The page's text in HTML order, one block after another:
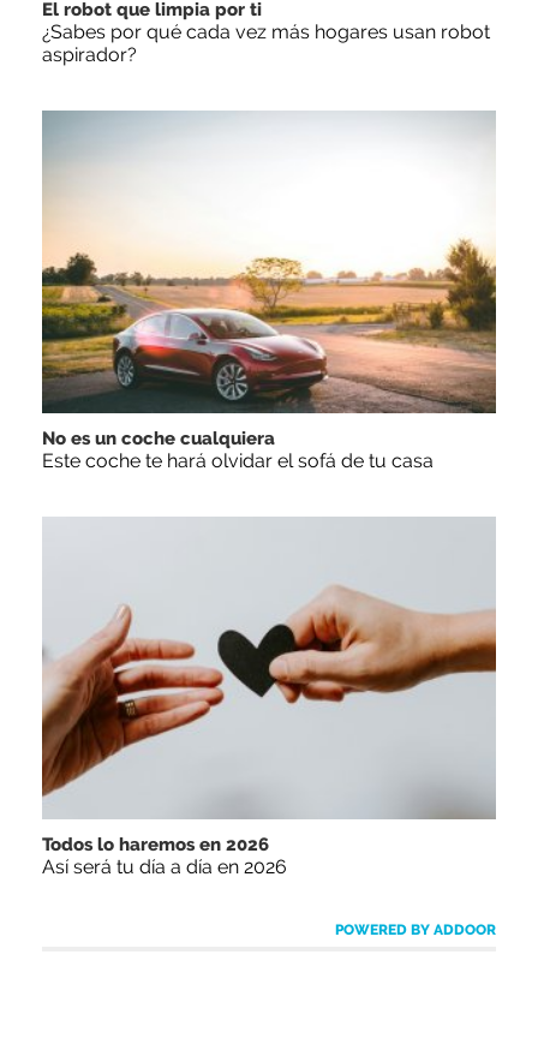
El robot que limpia por ti
¿Sabes por qué cada vez más hogares usan robot
aspirador?
No es un coche cualquiera
Este coche te hará olvidar el sofá de tu casa
Todos lo haremos en 2026
Así será tu día a día en 2026
POWERED BY ADDOOR